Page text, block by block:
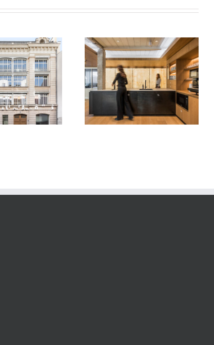
Bureaux Parisiens Museum d’Histoire Naturelle